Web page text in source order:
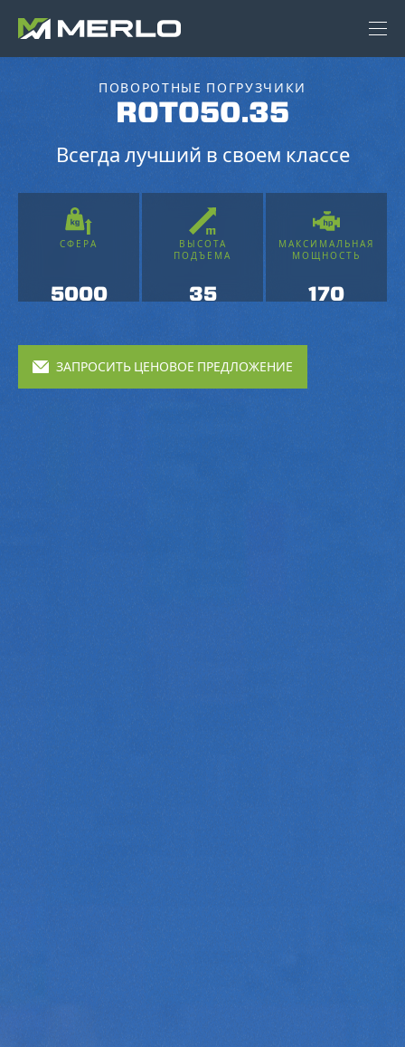
ПОВОРОТНЫЕ ПОГРУЗЧИКИ
ROTO50.35
Всегда лучший в своем классе
СФЕРА
5000
ВЫСОТА
ПОДЪЕМА
35
МАКСИМАЛЬНАЯ
МОЩНОСТЬ
170
ЗАПРОСИТЬ ЦЕНОВОЕ ПРЕДЛОЖЕНИЕ